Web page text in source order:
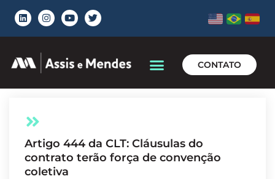
CONTATO
Artigo 444 da CLT: Cláusulas do
contrato terão força de convenção
coletiva